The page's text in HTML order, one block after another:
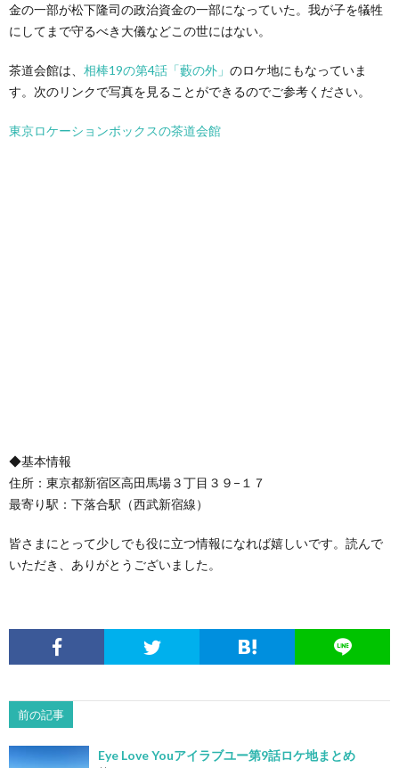
金の一部が松下隆司の政治資金の一部になっていた。我が子を犠牲
にしてまで守るべき大儀などこの世にはない。
茶道会館は、 相棒19の第4話「藪の外」 のロケ地にもなっていま
す。次のリンクで写真を見ることができるのでご参考ください。
東京ロケーションボックスの茶道会館
◆基本情報
住所：東京都新宿区高田馬場３丁目３９−１７
最寄り駅：下落合駅（西武新宿線）
皆さまにとって少しでも役に立つ情報になれば嬉しいです。読んで
いただき、ありがとうございました。
前の記事
Eye Love Youアイラブユー第9話ロケ地まとめ